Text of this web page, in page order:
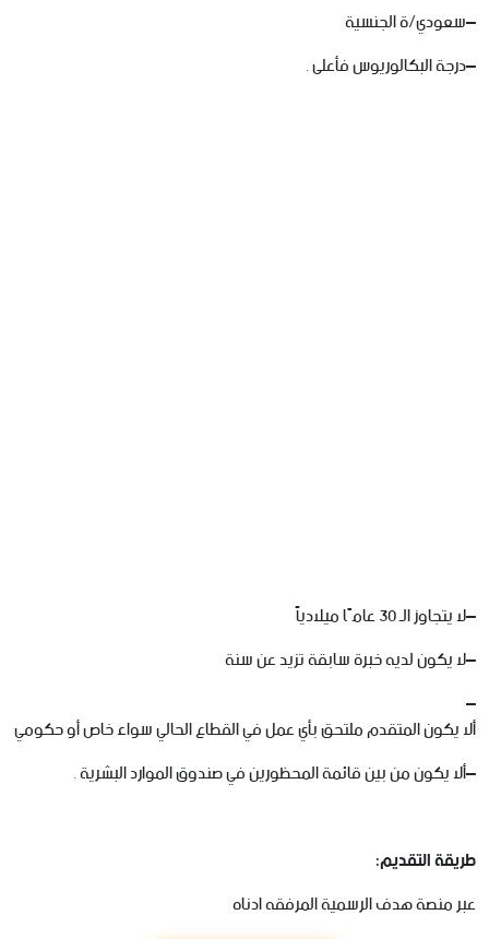
–سعودي/ةالجنسية
–درجةالبكالوريوسفأعلى.
–لايتجاوزالـ30 عامًاميلادياً
–لايكونلديهخبرةسابقةتزيدعنسنة
–
ألايكونالمتقدمملتحقبأيعملفيالقطاعالحاليسواءخاصأوحكومي
–ألايكونمنبينقائمةالمحظورينفيصندوقالمواردالبشرية.
طريقةالتقديم:
عبرمنصةهدفالرسميةالمرفقهادناه